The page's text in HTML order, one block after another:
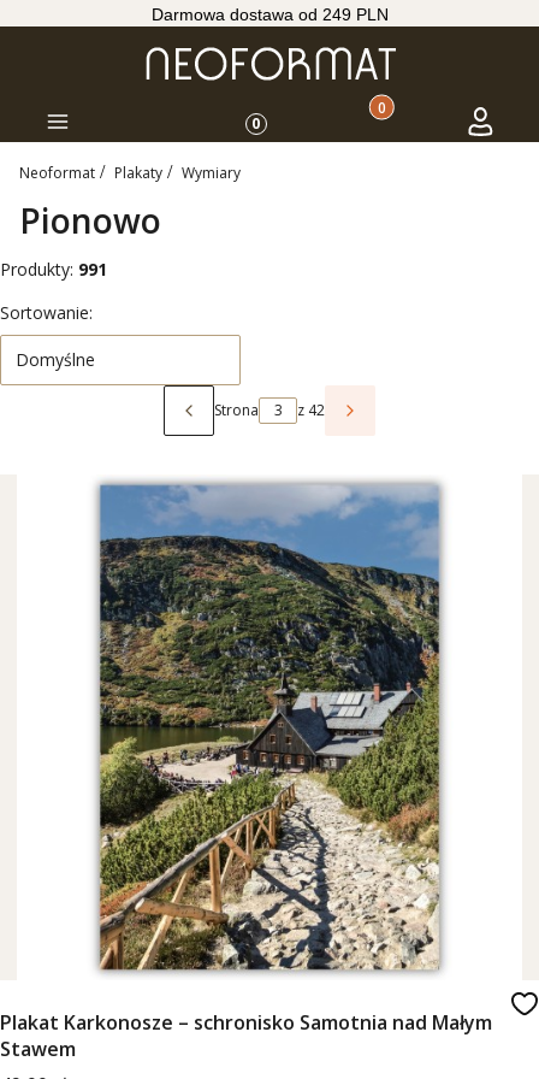
Darmowa dostawa od 249 PLN
Menu 0 Produkty w koszyku:
Koszyk Zaloguj
Neoformat Plakaty Wymiary
Pionowo
Produkty: 991
Lista produktów
Sortowanie:
Domyślne
Poprzednie produkty
Strona z 42 Następne produkty
Plakat Karkonosze – schronisko Samotnia nad Małym
Stawem